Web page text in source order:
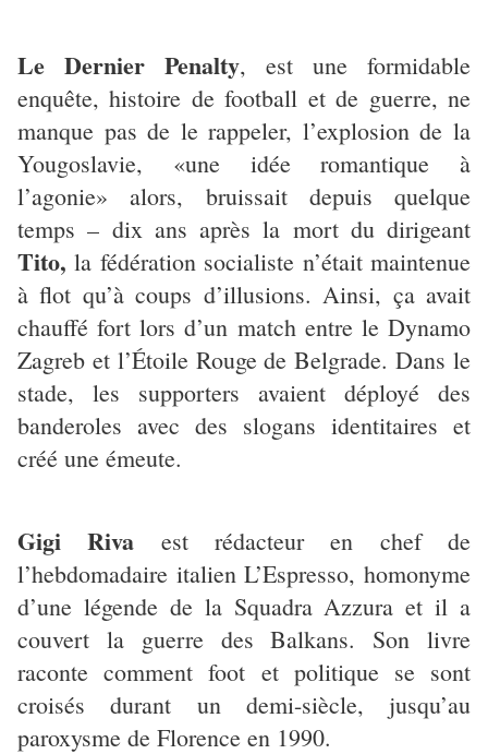
Le Dernier Penalty, est une formidable
enquête, histoire de football et de guerre, ne
manque pas de le rappeler, l’explosion de la
Yougoslavie, «une idée romantique à
l’agonie» alors, bruissait depuis quelque
temps – dix ans après la mort du dirigeant
Tito, la fédération socialiste n’était maintenue
à flot qu’à coups d’illusions. Ainsi, ça avait
chauffé fort lors d’un match entre le Dynamo
Zagreb et l’Étoile Rouge de Belgrade. Dans le
stade, les supporters avaient déployé des
banderoles avec des slogans identitaires et
créé une émeute.
Gigi Riva est rédacteur en chef de
l’hebdomadaire italien L’Espresso, homonyme
d’une légende de la Squadra Azzura et il a
couvert la guerre des Balkans. Son livre
raconte comment foot et politique se sont
croisés durant un demi-siècle, jusqu’au
paroxysme de Florence en 1990.